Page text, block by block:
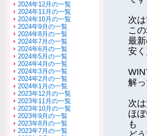
2024年12月の一覧
2024年11月の一覧
2024年10月の一覧
2024年9月の一覧
2024年8月の一覧
2024年7月の一覧
2024年6月の一覧
2024年5月の一覧
2024年4月の一覧
2024年3月の一覧
2024年2月の一覧
2024年1月の一覧
2023年12月の一覧
2023年11月の一覧
2023年10月の一覧
2023年9月の一覧
2023年8月の一覧
2023年7月の一覧
次
こ
最
安
解
次
ほ
も